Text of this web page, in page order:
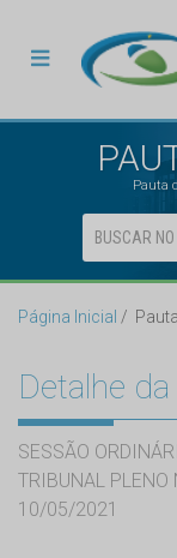
Pauta
Página Inicial
Detalhe da
SESSÃO
TRIBUNAL PLENO
10/05/2021